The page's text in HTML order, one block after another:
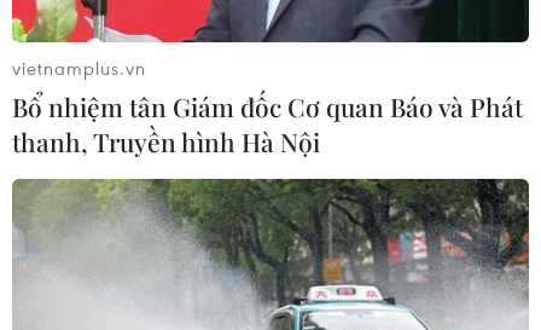
Hỗ trợ thanh niên đi xuất khẩu lao động
trở về bị ảnh hưởng COVID-19
16/09/2021 02:17
29 sáng kiến giúp thanh niên lao động xuất khẩu của 14
tỉnh, thành vượt qua tác động của COVID-19, có tổng
kinh phí hỗ trợ dự kiến hơn 2 tỷ đồng, sẽ được triển khai
vietnamplus.vn
Bổ nhiệm tân Giám đốc Cơ quan Báo và Phát
thanh, Truyền hình Hà Nội